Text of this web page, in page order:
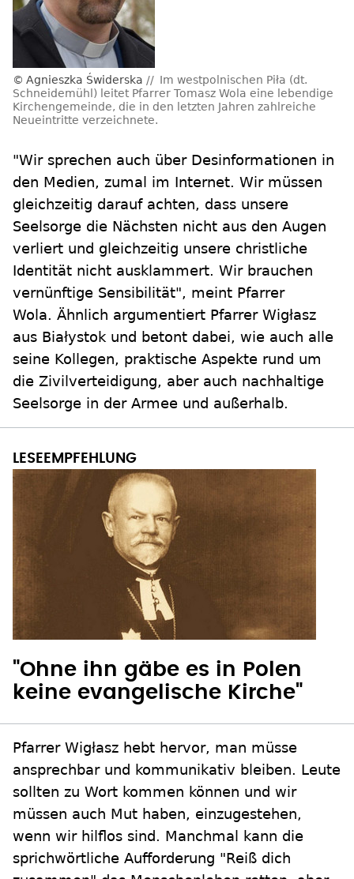
Agnieszka Świderska
Im westpolnischen Piła (dt.
Schneidemühl) leitet Pfarrer Tomasz Wola eine lebendige
Kirchengemeinde, die in den letzten Jahren zahlreiche
Neueintritte verzeichnete.
"Wir sprechen auch über Desinformationen in
den Medien, zumal im Internet. Wir müssen
gleichzeitig darauf achten, dass unsere
Seelsorge die Nächsten nicht aus den Augen
verliert und gleichzeitig unsere christliche
Identität nicht ausklammert. Wir brauchen
vernünftige Sensibilität", meint Pfarrer
Wola. Ähnlich argumentiert Pfarrer Wigłasz
aus Białystok und betont dabei, wie auch alle
seine Kollegen, praktische Aspekte rund um
die Zivilverteidigung, aber auch nachhaltige
Seelsorge in der Armee und außerhalb.
"Ohne ihn gäbe es in Polen
keine evangelische Kirche"
Pfarrer Wigłasz hebt hervor, man müsse
ansprechbar und kommunikativ bleiben. Leute
sollten zu Wort kommen können und wir
müssen auch Mut haben, einzugestehen,
wenn wir hilflos sind. Manchmal kann die
sprichwörtliche Aufforderung "Reiß dich